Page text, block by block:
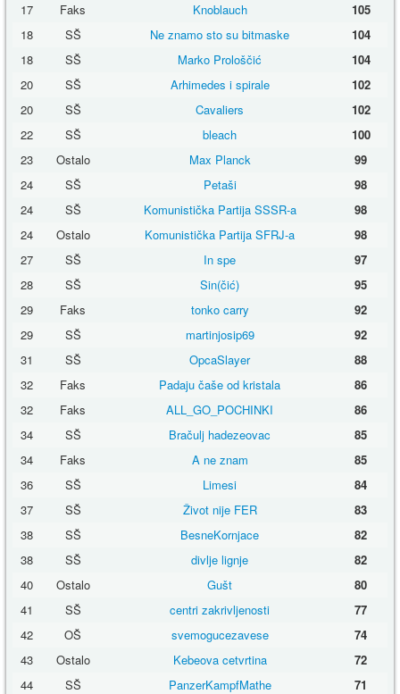
17
Faks Knoblauch
105
18
SŠ Ne znamo sto su bitmaske
104
18
SŠ Marko Prološčić
104
20
SŠ Arhimedes i spirale
102
20
SŠ Cavaliers
102
22
SŠ bleach
100
23
Ostalo Max Planck
99
24
SŠ Petaši
98
24
SŠ Komunistička Partija SSSR-a
98
24
Ostalo Komunistička Partija SFRJ-a
98
27
SŠ In spe
97
28
SŠ Sin(čić)
95
29
Faks tonko carry
92
29
SŠ martinjosip69
92
31
SŠ OpcaSlayer
88
32
Faks Padaju čaše od kristala
86
32
Faks ALL_GO_POCHINKI
86
34
SŠ Bračulj hadezeovac
85
34
Faks A ne znam
85
36
SŠ Limesi
84
37
SŠ Život nije FER
83
38
SŠ BesneKornjace
82
38
SŠ divlje lignje
82
40
Ostalo Gušt
80
41
SŠ centri zakrivljenosti
77
42
OŠ svemogucezavese
74
43
Ostalo Kebeova cetvrtina
72
44
SŠ PanzerKampfMathe
71